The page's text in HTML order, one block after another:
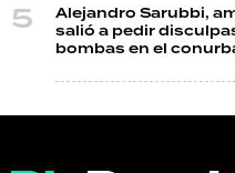
Alejandro Sarubbi,
salió a pedir
bombas en el